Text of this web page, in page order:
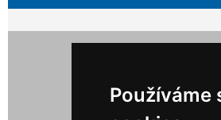
Používáme